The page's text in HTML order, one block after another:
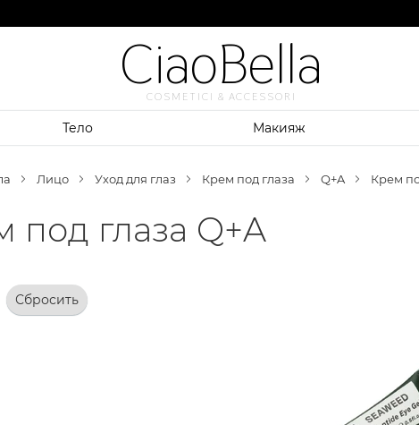
CiaoBella
COSMETICI & ACCESSORI
Тело Макияж
Лицо Уход для глаз Крем под глаза Q+A Крем
под глаза Q+A
Сбросить